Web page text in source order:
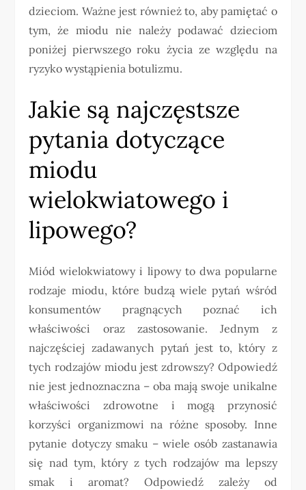
dzieciom. Ważne jest również to, aby pamiętać o
tym, że miodu nie należy podawać dzieciom
poniżej pierwszego roku życia ze względu na
ryzyko wystąpienia botulizmu.
Jakie są najczęstsze
pytania dotyczące
miodu
wielokwiatowego i
lipowego?
Miód wielokwiatowy i lipowy to dwa popularne
rodzaje miodu, które budzą wiele pytań wśród
konsumentów pragnących poznać ich
właściwości oraz zastosowanie. Jednym z
najczęściej zadawanych pytań jest to, który z
tych rodzajów miodu jest zdrowszy? Odpowiedź
nie jest jednoznaczna – oba mają swoje unikalne
właściwości zdrowotne i mogą przynosić
korzyści organizmowi na różne sposoby. Inne
pytanie dotyczy smaku – wiele osób zastanawia
się nad tym, który z tych rodzajów ma lepszy
smak i aromat? Odpowiedź zależy od